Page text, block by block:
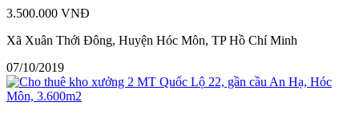
3.500.000 VNĐ
Xã Xuân Thới Đông, Huyện Hóc Môn, TP Hồ Chí Minh
07/10/2019